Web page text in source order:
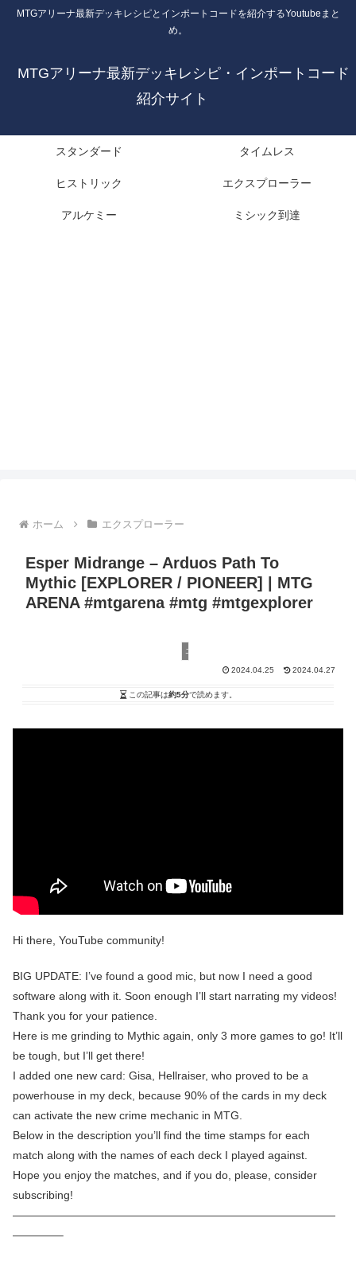
MTGアリーナ最新デッキレシピとインポートコードを紹介するYoutubeまと
め。
MTGアリーナ最新デッキレシピ・インポートコード
紹介サイト
スタンダード タイムレス
ヒストリック エクスプローラー
アルケミー ミシック到達
ホーム エクスプローラー
Esper Midrange – Arduos Path To
Mythic [EXPLORER / PIONEER] | MTG
ARENA #mtgarena #mtg #mtgexplorer
エクスプローラー
2024.04.25 2024.04.27
この記事は約5分で読めます。
Hi there, YouTube community!
BIG UPDATE: I’ve found a good mic, but now I need a good
software along with it. Soon enough I’ll start narrating my videos!
Thank you for your patience.
Here is me grinding to Mythic again, only 3 more games to go! It’ll
be tough, but I’ll get there!
I added one new card: Gisa, Hellraiser, who proved to be a
powerhouse in my deck, because 90% of the cards in my deck
can activate the new crime mechanic in MTG.
Below in the description you’ll find the time stamps for each
match along with the names of each deck I played against.
Hope you enjoy the matches, and if you do, please, consider
subscribing!
—————————————————————————————
————–